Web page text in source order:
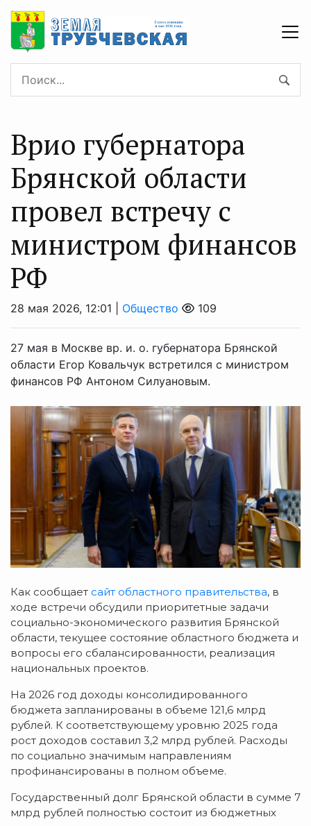
Врио губернатора
Брянской области
провел встречу с
министром финансов
РФ
28 мая 2026, 12:01 | Общество 109
27 мая в Москве вр. и. о. губернатора Брянской
области Егор Ковальчук встретился с министром
финансов РФ Антоном Силуановым.
Как сообщает сайт областного правительства, в
ходе встречи обсудили приоритетные задачи
социально-экономического развития Брянской
области, текущее состояние областного бюджета и
вопросы его сбалансированности, реализация
национальных проектов.
На 2026 год доходы консолидированного
бюджета запланированы в объеме 121,6 млрд
рублей. К соответствующему уровню 2025 года
рост доходов составил 3,2 млрд рублей. Расходы
по социально значимым направлениям
профинансированы в полном объеме.
Государственный долг Брянской области в сумме 7
млрд рублей полностью состоит из бюджетных